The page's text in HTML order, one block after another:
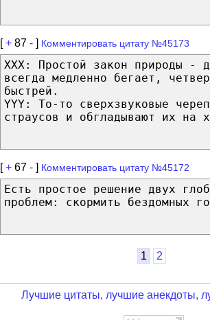
[+ 87 - ] Комментировать цитату №45173
XXX: Простой закон природы -
всегда медленно бегает,
быстрей.
YYY: То-то сверхзвуковые
страусов и обгладывают их на
[+ 67 - ] Комментировать цитату №45172
Есть простое решение двух
проблем: скормить бездомных
1 2
Лучшие цитаты, лучшие анекдоты,